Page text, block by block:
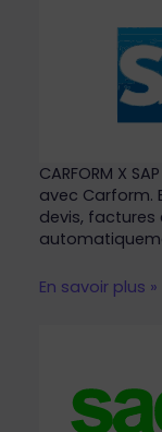
CARFORM X
avec Carform.
devis, factures
En savoir plus »